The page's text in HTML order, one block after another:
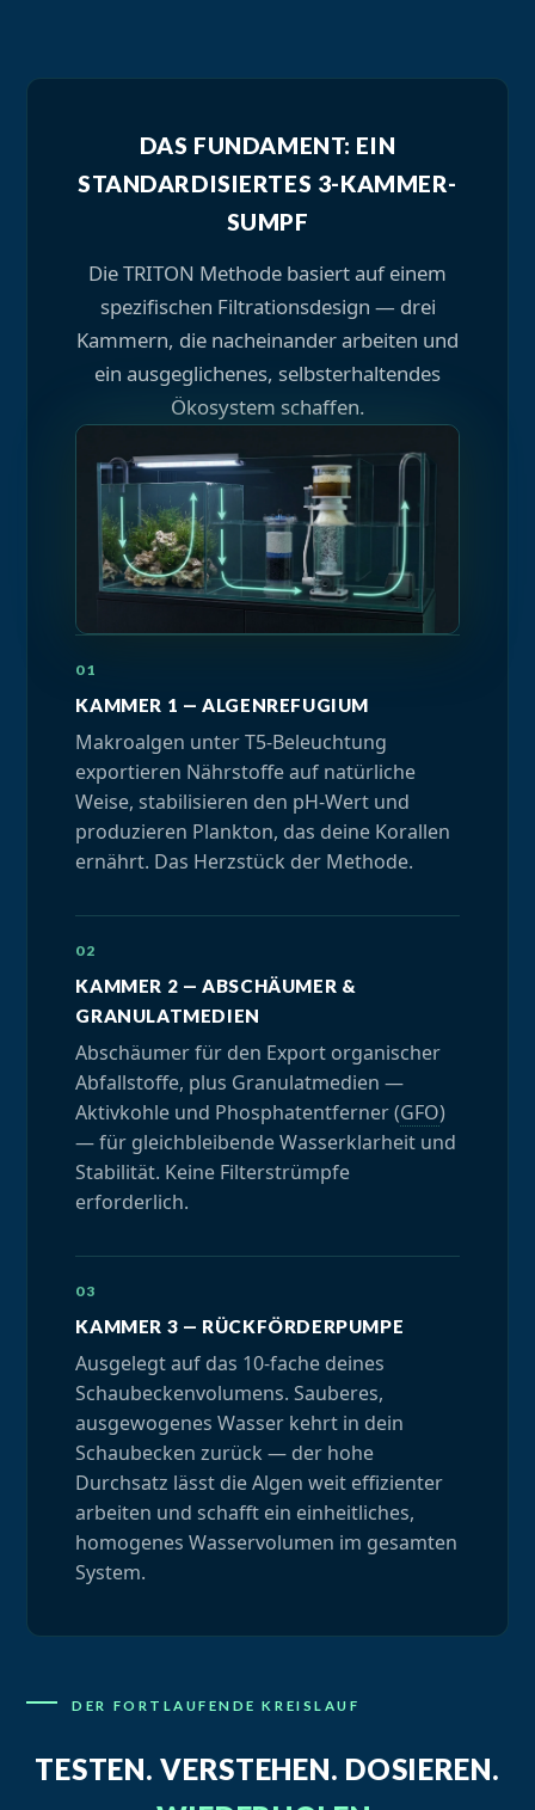
DAS FUNDAMENT: EIN
STANDARDISIERTES 3-KAMMER-
SUMPF
Die TRITON Methode basiert auf einem
spezifischen Filtrationsdesign — drei
Kammern, die nacheinander arbeiten und
ein ausgeglichenes, selbsterhaltendes
Ökosystem schaffen.
KAMMER 1 — ALGENREFUGIUM
Makroalgen unter T5-Beleuchtung
exportieren Nährstoffe auf natürliche
Weise, stabilisieren den pH-Wert und
produzieren Plankton, das deine Korallen
ernährt. Das Herzstück der Methode.
KAMMER 2 — ABSCHÄUMER &
GRANULATMEDIEN
Abschäumer für den Export organischer
Abfallstoffe, plus Granulatmedien —
Aktivkohle und Phosphatentferner (GFO)
— für gleichbleibende Wasserklarheit und
Stabilität. Keine Filterstrümpfe
erforderlich.
KAMMER 3 — RÜCKFÖRDERPUMPE
Ausgelegt auf das 10-fache deines
Schaubeckenvolumens. Sauberes,
ausgewogenes Wasser kehrt in dein
Schaubecken zurück — der hohe
Durchsatz lässt die Algen weit effizienter
arbeiten und schafft ein einheitliches,
homogenes Wasservolumen im gesamten
System.
DER FORTLAUFENDE KREISLAUF
TESTEN. VERSTEHEN. DOSIEREN.